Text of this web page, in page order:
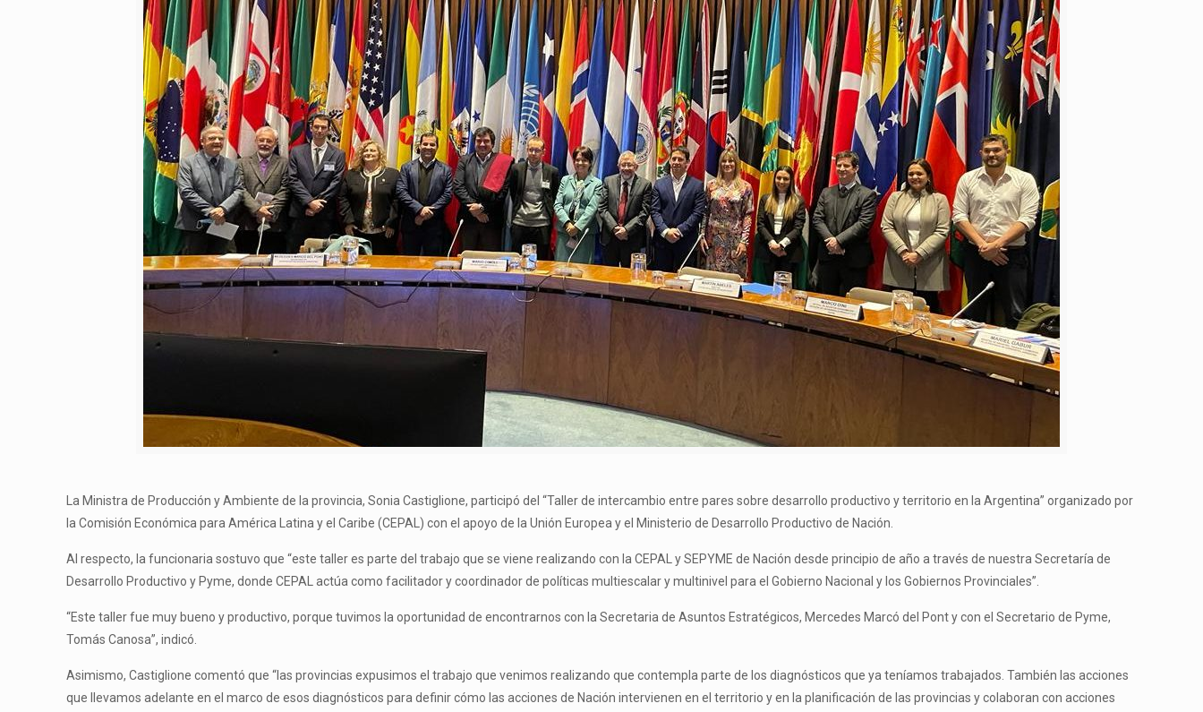
La Ministra de Producción y Ambiente de la provincia, Sonia Castiglione, participó del “Taller de intercambio entre pares sobre desarrollo productivo y territorio en la Argentina” organizado por
la Comisión Económica para América Latina y el Caribe (CEPAL) con el apoyo de la Unión Europea y el Ministerio de Desarrollo Productivo de Nación.
Al respecto, la funcionaria sostuvo que “este taller es parte del trabajo que se viene realizando con la CEPAL y SEPYME de Nación desde principio de año a través de nuestra Secretaría de
Desarrollo Productivo y Pyme, donde CEPAL actúa como facilitador y coordinador de políticas multiescalar y multinivel para el Gobierno Nacional y los Gobiernos Provinciales”.
“Este taller fue muy bueno y productivo, porque tuvimos la oportunidad de encontrarnos con la Secretaria de Asuntos Estratégicos, Mercedes Marcó del Pont y con el Secretario de Pyme,
Tomás Canosa”, indicó.
Asimismo, Castiglione comentó que “las provincias expusimos el trabajo que venimos realizando que contempla parte de los diagnósticos que ya teníamos trabajados. También las acciones
que llevamos adelante en el marco de esos diagnósticos para definir cómo las acciones de Nación intervienen en el territorio y en la planificación de las provincias y colaboran con acciones